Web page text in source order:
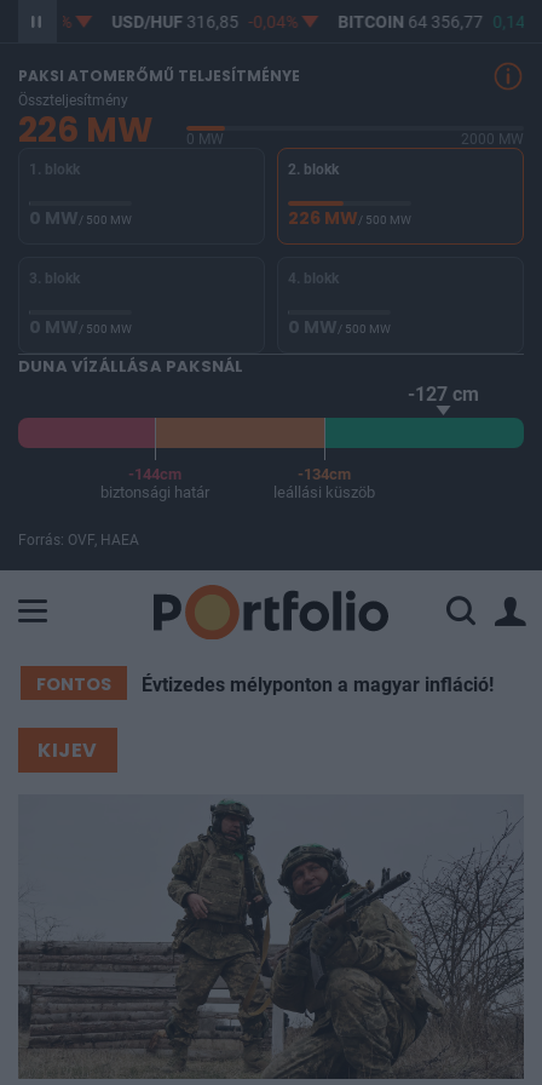
USD/HUF 316,85 -0,04% BITCOIN 64 356,77 0,14% BUX
PAKSI ATOMERŐMŰ TELJESÍTMÉNYE
Összteljesítmény
226 MW 0 MW
2000 MW
1. blokk
0 MW/ 500 MW
2. blokk
226 MW/ 500 MW
3. blokk
0 MW/ 500 MW
4. blokk
0 MW/ 500 MW
DUNA VÍZÁLLÁSA PAKSNÁL
-127 cm
-144cm
biztonsági határ
-134cm
leállási küszöb
Forrás: OVF, HAEA
FONTOS Évtizedes mélyponton a magyar infláció!
KIJEV